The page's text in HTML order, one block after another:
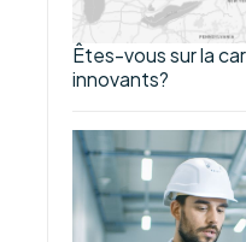
Êtes-vous sur la
innovants?